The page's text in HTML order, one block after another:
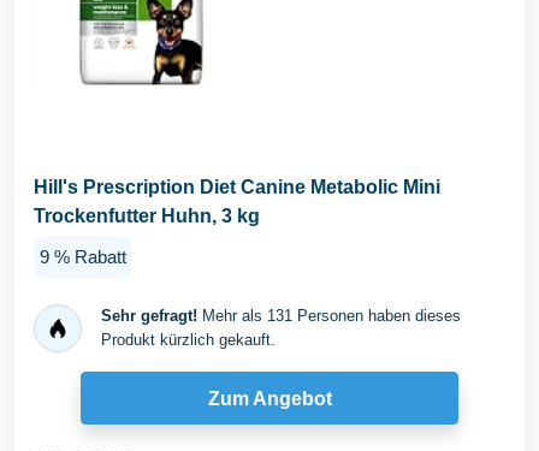
Hill's Prescription Diet Canine Metabolic Mini
Trockenfutter Huhn, 3 kg
9 % Rabatt
Sehr gefragt! Mehr als 131 Personen haben dieses
Produkt kürzlich gekauft.
Zum Angebot